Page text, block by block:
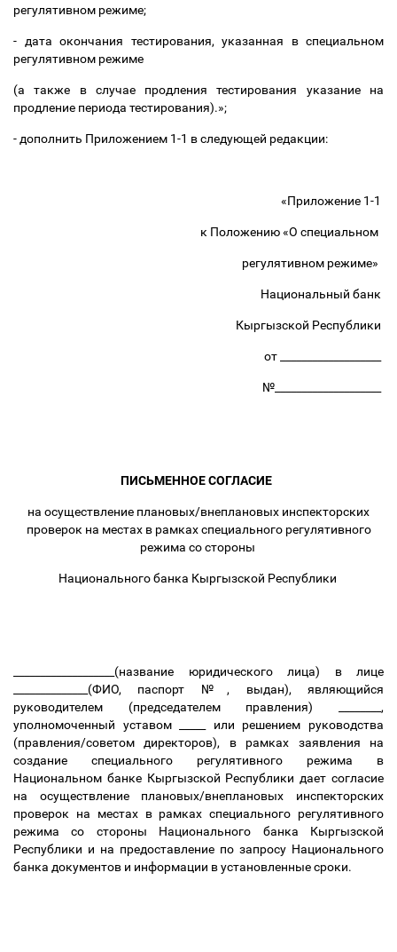
регулятивном режиме;
- дата окончания тестирования, указанная в специальном
регулятивном режиме
(а также в случае продления тестирования указание на
продление периода тестирования).»;
- дополнить Приложением 1-1 в следующей редакции:
«Приложение 1-1
к Положению «О специальном
регулятивном режиме»
Национальный банк
Кыргызской Республики
от ___________________
№____________________
ПИСЬМЕННОЕ СОГЛАСИЕ
на осуществление плановых/внеплановых инспекторских
проверок на местах в рамках специального регулятивного
режима со стороны
Национального банка Кыргызской Республики
___________________(название юридического лица) в лице
______________(ФИО, паспорт №, выдан), являющийся
руководителем (председателем правления) ________,
уполномоченный уставом _____ или решением руководства
(правления/советом директоров), в рамках заявления на
создание специального регулятивного режима в
Национальном банке Кыргызской Республики дает согласие
на осуществление плановых/внеплановых инспекторских
проверок на местах в рамках специального регулятивного
режима со стороны Национального банка Кыргызской
Республики и на предоставление по запросу Национального
банка документов и информации в установленные сроки.